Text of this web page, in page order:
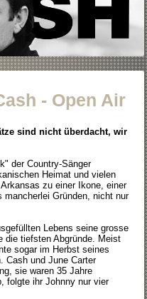
- Open Air
sind nicht überdacht, wir
der Country-Sänger
Heimat und vielen
zu einer Ikone, einer
mancherlei Gründen, nicht nur
Lebens seine grosse
die tiefsten Abgründe. Meist
sogar im Herbst seines
Cash und June Carter
sie waren 35 Jahre
folgte ihr Johnny nur vier